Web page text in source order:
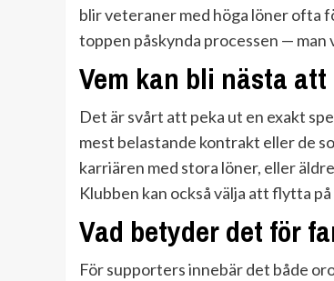
blir veteraner med höga löner ofta
toppen påskynda processen —
Vem kan bli nästa
Det är svårt att peka ut en exakt
mest belastande kontrakt eller de
karriären med stora löner, eller
Klubben kan också välja att flytta
Vad betyder det för
För supporters innebär det både